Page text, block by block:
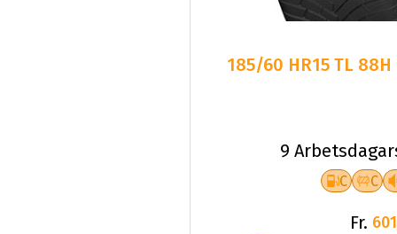
185/60 HR15 TL 88H
9
C C
Fr.